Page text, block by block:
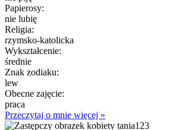
Papierosy:
nie lubię
Religia:
rzymsko-katolicka
Wykształcenie:
średnie
Znak zodiaku:
lew
Obecne zajęcie:
praca
Przeczytaj o mnie więcej »